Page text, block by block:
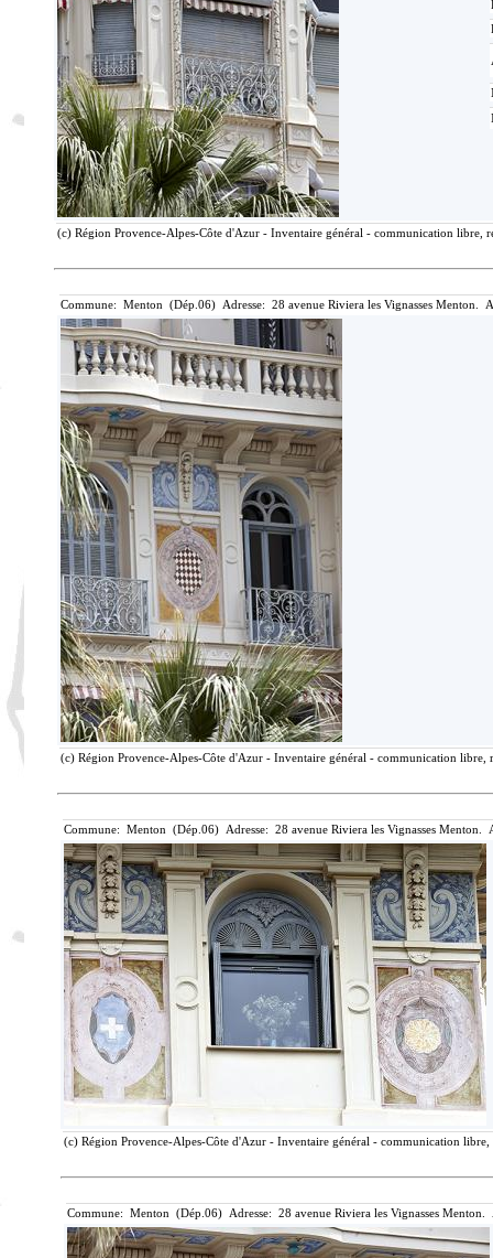
(c) Région Provence-Alpes-Côte d'Azur - Inventaire général - communication libre,
Commune: Menton (Dép.06) Adresse: 28 avenue Riviera les Vignasses Menton.
(c) Région Provence-Alpes-Côte d'Azur - Inventaire général - communication libre,
Commune: Menton (Dép.06) Adresse: 28 avenue Riviera les Vignasses
(c) Région Provence-Alpes-Côte d'Azur - Inventaire général - communication
Commune: Menton (Dép.06) Adresse: 28 avenue Riviera les Vignasses